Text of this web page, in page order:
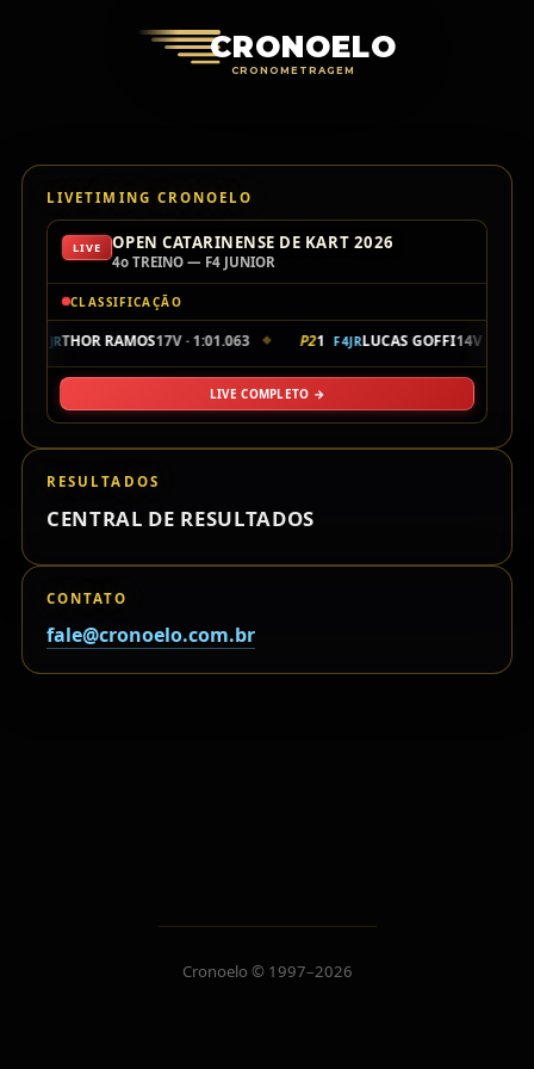
CRONOELO
CRONOMETRAGEM
LIVETIMING CRONOELO
LIVE OPEN CATARINENSE DE KART 2026
4o TREINO — F4 JUNIOR
CLASSIFICAÇÃO
F4JRTHOR RAMOS17V · 1:01.063 ◆ P21 F4JRLUCAS GOFFI14V ·
LIVE COMPLETO →
RESULTADOS
CENTRAL DE RESULTADOS
CONTATO
fale@cronoelo.com.br
Cronoelo © 1997–2026